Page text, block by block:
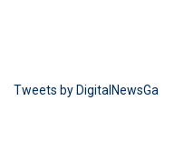
Tweets by DigitalNewsGa